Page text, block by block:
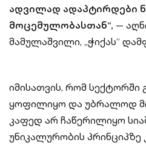
ადვილად ადაპტირდები
მოცემულობასთან“, —
მამულაშვილი, „ჭიქას“
იმისათვის, რომ
ყოფილიყო და უბრალოდ
კაფედ არ ჩაწერილიყო
უნიკალურობის